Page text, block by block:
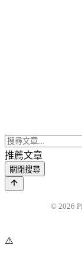
推薦文章
關閉搜尋
© 2026
⚠️